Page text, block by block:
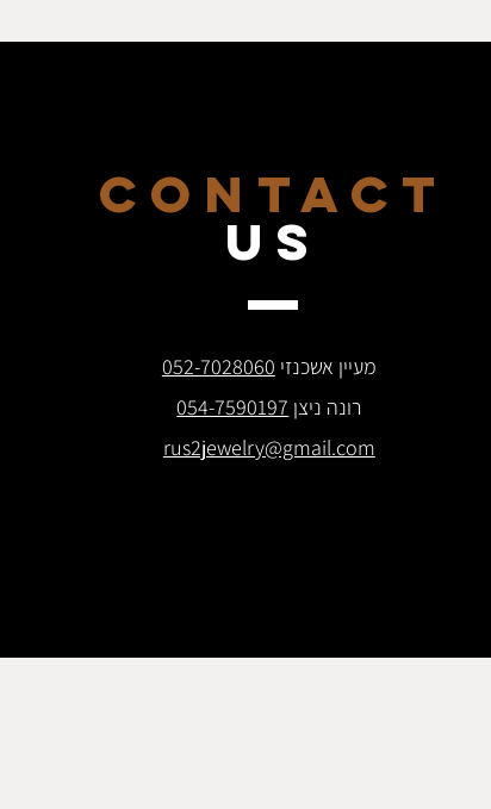
CONTACT
US
מעיין אשכנזי 052-7028060
רונה ניצן 054-7590197
rus2jewelry@gmail.com